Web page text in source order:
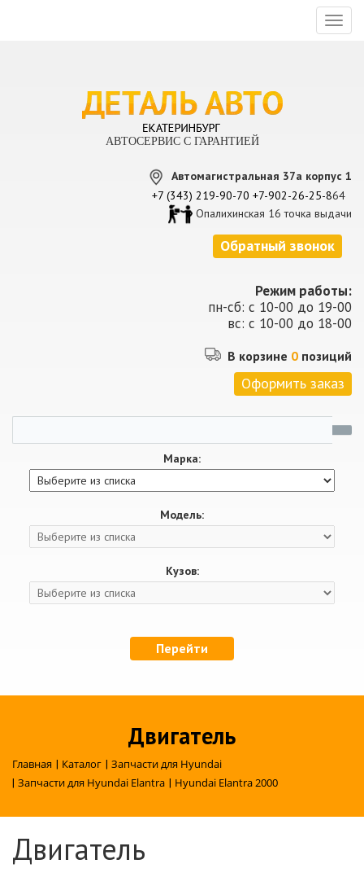
АВТОСЕРВИС С ГАРАНТИЕЙ
Автомагистральная 37а корпус 1
+7 (343) 219-90-70 +7-902-26-25-864
Опалихинская 16 точка выдачи
Обратный звонок
Режим работы:
пн-сб: с 10-00 до 19-00
вс: с 10-00 до 18-00
В корзине 0 позиций
Оформить заказ
Марка:
Модель:
Кузов:
Перейти
Двигатель
Главная | Каталог | Запчасти для Hyundai
| Запчасти для Hyundai Elantra | Hyundai Elantra 2000
Двигатель